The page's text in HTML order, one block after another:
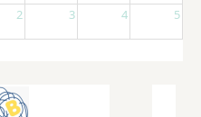
2 3 4 5